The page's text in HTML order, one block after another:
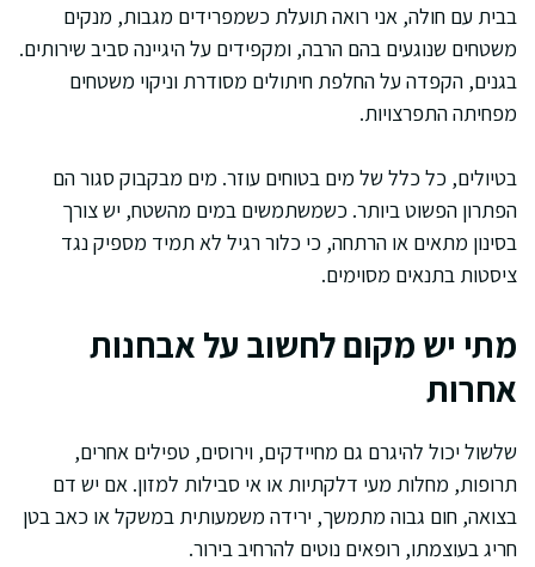
בבית עם חולה, אני רואה תועלת כשמפרידים מגבות, מנקים
משטחים שנוגעים בהם הרבה, ומקפידים על היגיינה סביב שירותים.
בגנים, הקפדה על החלפת חיתולים מסודרת וניקוי משטחים
מפחיתה התפרצויות.
בטיולים, כל כלל של מים בטוחים עוזר. מים מבקבוק סגור הם
הפתרון הפשוט ביותר. כשמשתמשים במים מהשטח, יש צורך
בסינון מתאים או הרתחה, כי כלור רגיל לא תמיד מספיק נגד
ציסטות בתנאים מסוימים.
מתי יש מקום לחשוב על אבחנות
אחרות
שלשול יכול להיגרם גם מחיידקים, וירוסים, טפילים אחרים,
תרופות, מחלות מעי דלקתיות או אי סבילות למזון. אם יש דם
בצואה, חום גבוה מתמשך, ירידה משמעותית במשקל או כאב בטן
חריג בעוצמתו, רופאים נוטים להרחיב בירור.